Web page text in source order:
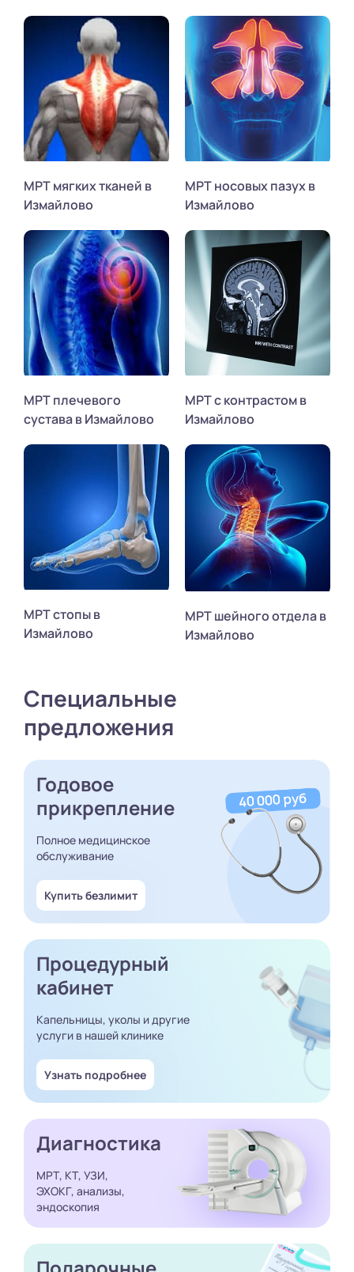
МРТ мягких тканей в
Измайлово
МРТ носовых пазух в
Измайлово
МРТ плечевого
сустава в Измайлово
МРТ с контрастом в
Измайлово
МРТ стопы в
Измайлово
МРТ шейного отдела в
Измайлово
Специальные
предложения
Годовое
прикрепление
Полное медицинское
обслуживание
Купить безлимит
Процедурный
кабинет
Капельницы, уколы и другие
услуги в нашей клинике
Узнать подробнее
Диагностика
МРТ, КТ, УЗИ,
ЭХОКГ, анализы,
эндоскопия